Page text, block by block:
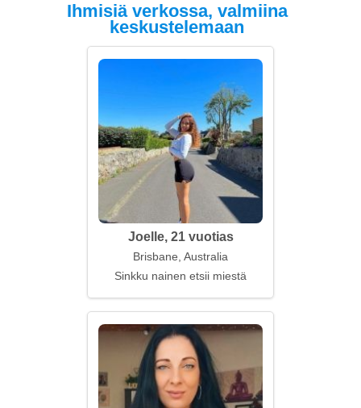
Ihmisiä verkossa, valmiina
keskustelemaan
Joelle, 21 vuotias
Brisbane, Australia
Sinkku nainen etsii miestä